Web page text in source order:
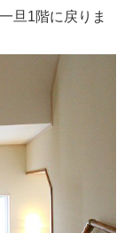
旦1階に戻りま